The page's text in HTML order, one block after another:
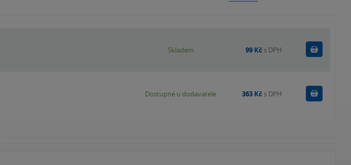
Skladem 99 Kč s DPH
Dostupné u dodavatele 363 Kč s DPH